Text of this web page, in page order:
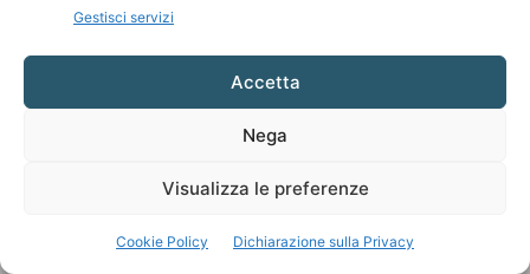
Gestisci servizi
Accetta
Nega
Visualizza le preferenze
Cookie Policy Dichiarazione sulla Privacy